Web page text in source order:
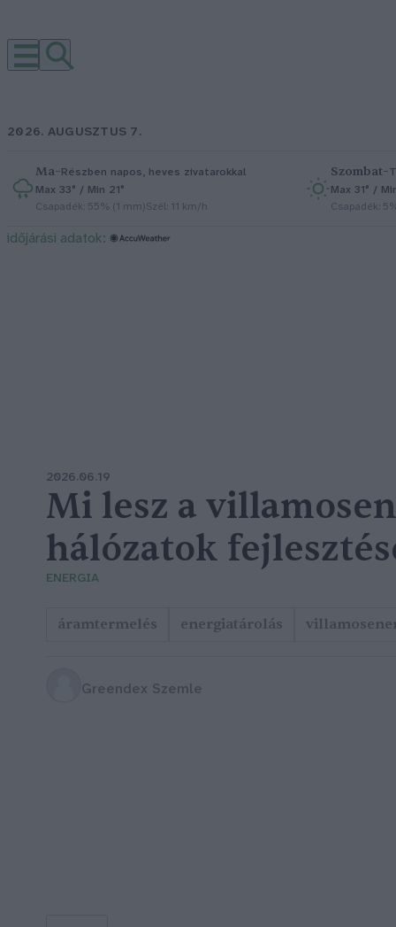
2026. AUGUSZTUS 7.
Ma–Részben napos, heves zivatarokkal
Max 33° / Min 21°
Csapadék: 55% (1 mm)Szél: 11 km/h
Szombat–
Max 31° /
Csapadék:
időjárási adatok:
2026.06.19
Mi lesz a
hálózatok
ENERGIA
áramtermelés energiatárolás
Greendex Szemle